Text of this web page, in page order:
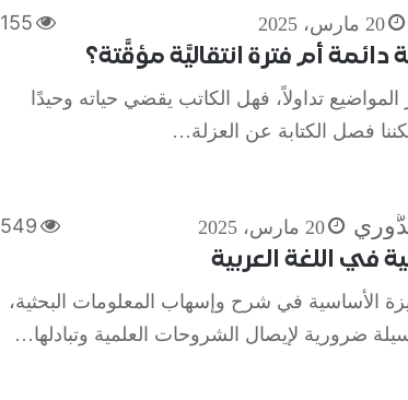
20 مارس، 2025 155
دائمة أم فترة انتقاليَّة مؤقَّتة؟
المواضيع تداولاً، فهل الكاتب يقضي حياته وحيدًا
فصل الكتابة عن العزلة…
20 مارس، 2025 549
في اللغة العربية
الأساسية في شرح وإسهاب المعلومات البحثية،
ضرورية لإيصال الشروحات العلمية وتبادلها…